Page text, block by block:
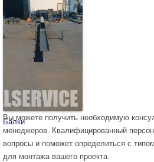
Балки
Вы можете получить необходимую
менеджеров. Квалифицированный
вопросы и поможет определиться с
для монтажа вашего проекта.